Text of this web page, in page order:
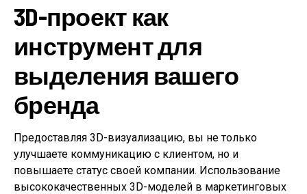
3D-проект как
инструмент для
выделения вашего
бренда
Предоставляя 3D-визуализацию, вы не только
улучшаете коммуникацию с клиентом, но и
повышаете статус своей компании. Использование
высококачественных 3D-моделей в маркетинговых